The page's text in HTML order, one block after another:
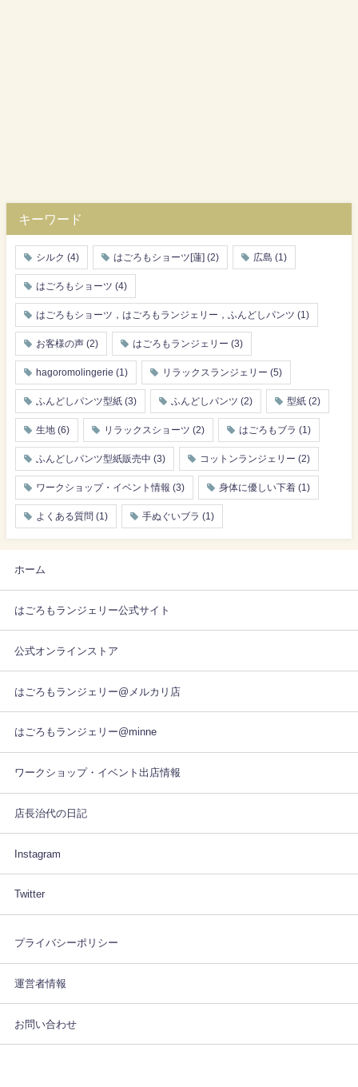
キーワード
シルク (4) はごろもショーツ[蓮] (2) 広島 (1)
はごろもショーツ (4)
はごろもショーツ，はごろもランジェリー，ふんどしパンツ (1)
お客様の声 (2) はごろもランジェリー (3)
hagoromolingerie (1) リラックスランジェリー (5)
ふんどしパンツ型紙 (3) ふんどしパンツ (2) 型紙 (2)
生地 (6) リラックスショーツ (2) はごろもブラ (1)
ふんどしパンツ型紙販売中 (3) コットンランジェリー (2)
ワークショップ・イベント情報 (3) 身体に優しい下着 (1)
よくある質問 (1) 手ぬぐいブラ (1)
ホーム
はごろもランジェリー公式サイト
公式オンラインストア
はごろもランジェリー@メルカリ店
はごろもランジェリー@minne
ワークショップ・イベント出店情報
店長治代の日記
Instagram
Twitter
プライバシーポリシー
運営者情報
お問い合わせ